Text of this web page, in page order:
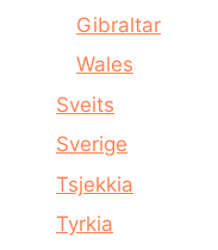
Gibraltar
Wales
Sveits
Sverige
Tsjekkia
Tyrkia